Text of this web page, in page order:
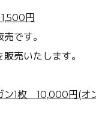
円
です。
売いたします。
ン1枚 10,000円 (オ